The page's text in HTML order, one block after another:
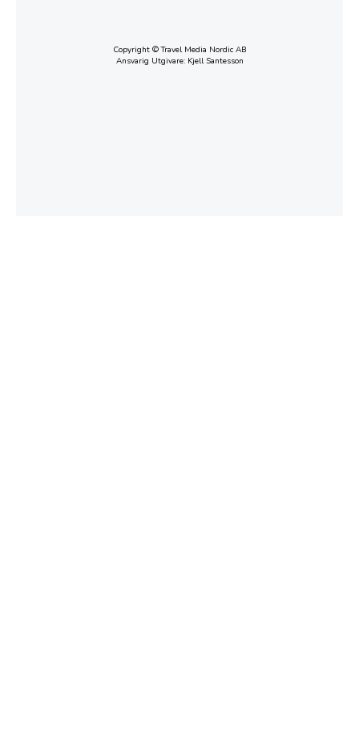
Copyright © Travel Media Nordic AB
Ansvarig Utgivare: Kjell Santesson